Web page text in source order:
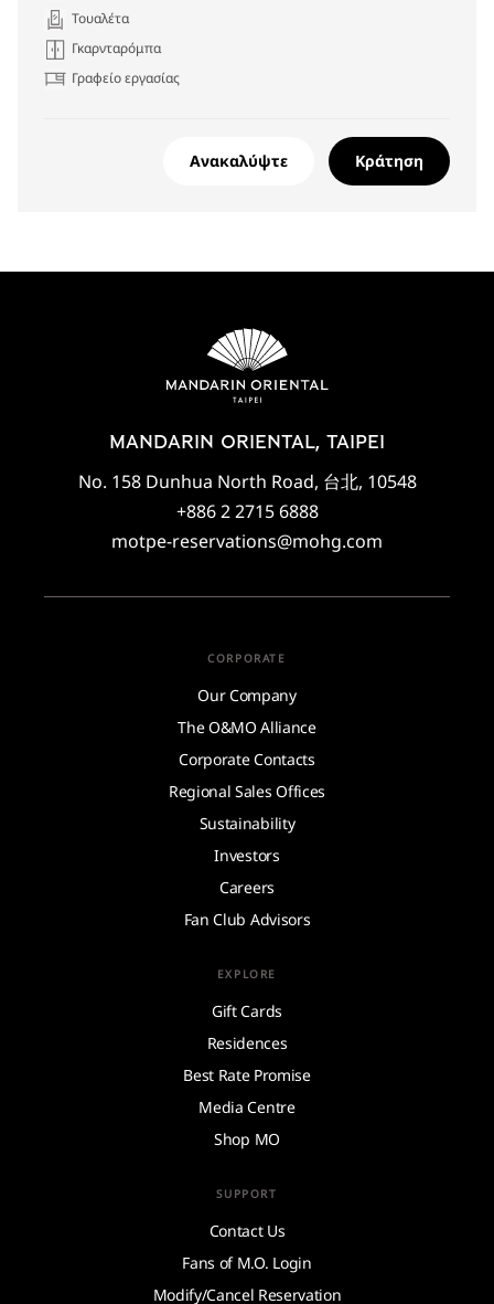
Τουαλέτα
Γκαρνταρόμπα
Γραφείο εργασίας
Ανακαλύψτε Κράτηση
MANDARIN ORIENTAL, TAIPEI
No. 158 Dunhua North Road, 台北, 10548
+886 2 2715 6888
motpe-reservations@mohg.com
CORPORATE
Our Company
The O&MO Alliance
Corporate Contacts
Regional Sales Offices
Sustainability
Investors
Careers
Fan Club Advisors
EXPLORE
Gift Cards
Residences
Best Rate Promise
Media Centre
Shop MO
SUPPORT
Contact Us
Fans of M.O. Login
Modify/Cancel Reservation